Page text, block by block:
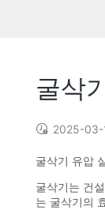
굴삭
2025-03-
굴삭기 유압
굴삭기는 건
는 굴삭기의